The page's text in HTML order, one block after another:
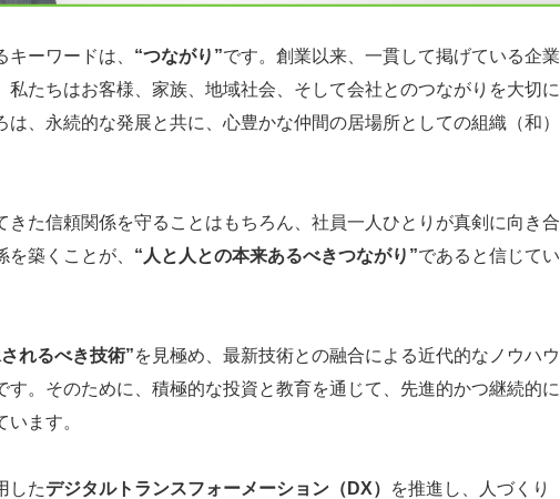
ーワードは、 “つながり”です。創業以来、一貫して掲げている企業
私たちはお客様、家族、地域社会、そして会社とのつながりを大切に
、永続的な発展と共に、心豊かな仲間の居場所としての組織（和）
きた信頼関係を守ることはもちろん、社員一人ひとりが真剣に向き合
築くことが、 “人と人との本来あるべきつながり”であると信じてい
れるべき技術”を見極め、最新技術との融合による近代的なノウハウ
す。そのために、積極的な投資と教育を通じて、先進的かつ継続的に
ます。
したデジタルトランスフォーメーション（DX）
を推進し、人づくり